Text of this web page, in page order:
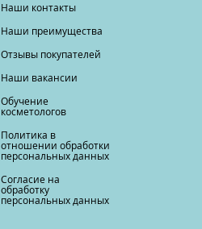
Наши контакты
Наши преимущества
Отзывы покупателей
Наши вакансии
Обучение
косметологов
Политика в
отношении обработки
персональных данных
Согласие на
обработку
персональных данных